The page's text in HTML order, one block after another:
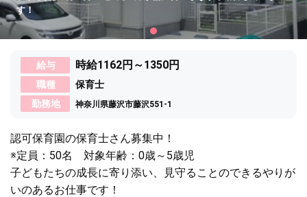
す！
給与 時給1162円～1350円
職種
保育士
勤務地
神奈川県藤沢市藤沢551-1
認可保育園の保育士さん募集中！
※定員：50名 対象年齢：0歳～5歳児
子どもたちの成長に寄り添い、見守ることのできるやりが
いのあるお仕事です！